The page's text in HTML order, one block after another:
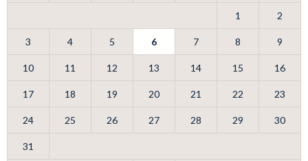
1 2
3 4 5 6 7 8 9
10 11 12 13 14 15 16
17 18 19 20 21 22 23
24 25 26 27 28 29 30
31